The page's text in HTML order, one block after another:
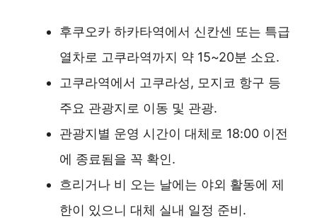
후쿠오카 하카타역에서 신칸센 또는 특급
열차로 고쿠라역까지 약 15~20분 소요.
고쿠라역에서 고쿠라성, 모지코 항구 등
주요 관광지로 이동 및 관광.
관광지별 운영 시간이 대체로 18:00 이전
에 종료됨을 꼭 확인.
흐리거나 비 오는 날에는 야외 활동에 제
한이 있으니 대체 실내 일정 준비.